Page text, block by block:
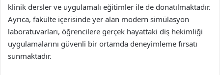
klinik dersler ve uygulamalı eğitimler ile de donatılmaktadır.
Ayrıca, fakülte içerisinde yer alan modern simülasyon
laboratuvarları, öğrencilere gerçek hayattaki diş hekimliği
uygulamalarını güvenli bir ortamda deneyimleme fırsatı
sunmaktadır.